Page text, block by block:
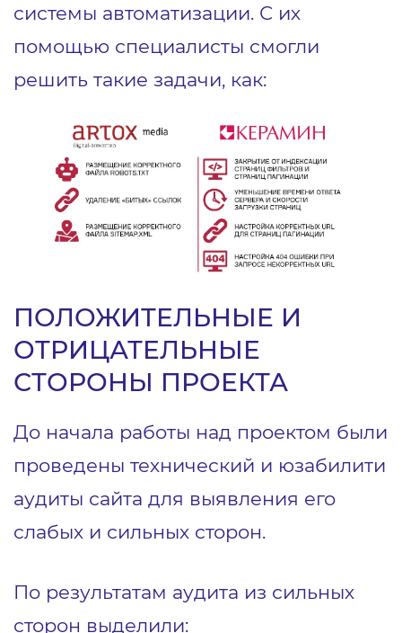
системы автоматизации. С их
помощью специалисты смогли
решить такие задачи, как:
ПОЛОЖИТЕЛЬНЫЕ И
ОТРИЦАТЕЛЬНЫЕ
СТОРОНЫ ПРОЕКТА
До начала работы над проектом были
проведены технический и юзабилити
аудиты сайта для выявления его
слабых и сильных сторон.
По результатам аудита из сильных
сторон выделили: